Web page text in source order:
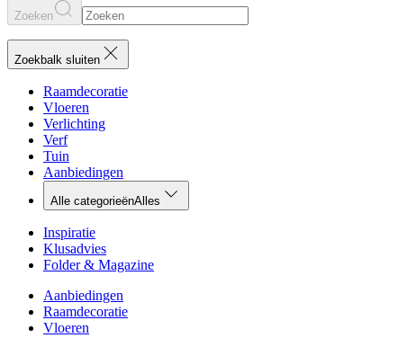
Zoeken
Zoekbalk sluiten
Raamdecoratie
Vloeren
Verlichting
Verf
Tuin
Aanbiedingen
Alle categorieënAlles
Inspiratie
Klusadvies
Folder & Magazine
Aanbiedingen
Raamdecoratie
Vloeren